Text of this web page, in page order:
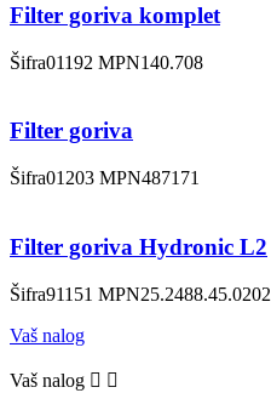
Filter goriva komplet
Šifra01192 MPN140.708
Filter goriva
Šifra01203 MPN487171
Filter goriva Hydronic L2
Šifra91151 MPN25.2488.45.0202
Vaš nalog
Vaš nalog  